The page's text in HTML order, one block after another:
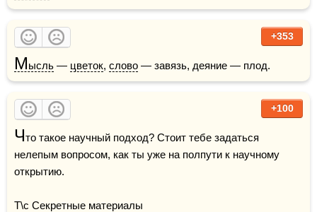
+353
Мысль — цветок, слово — завязь, деяние — плод.
+100
Что такое научный подход? Стоит тебе задаться
нелепым вопросом, как ты уже на полпути к научному
открытию.
Т\с Секретные материалы